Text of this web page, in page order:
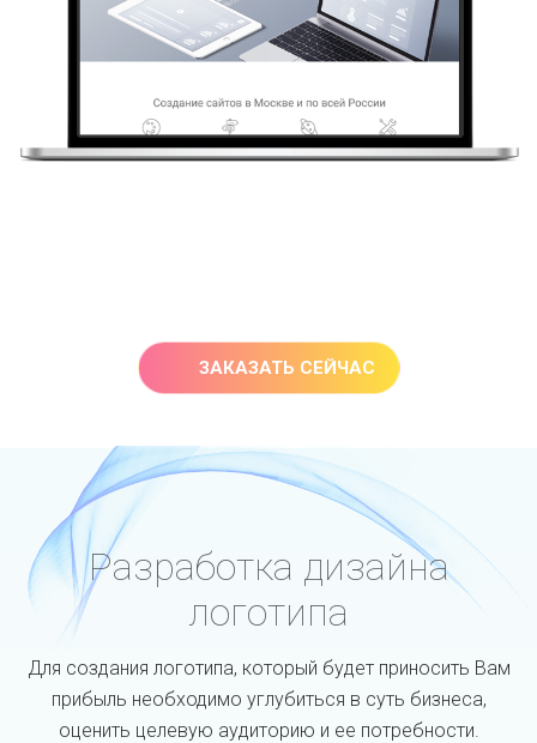
ЗАКАЗАТЬ СЕЙЧАС
Разработка дизайна
логотипа
Для создания логотипа, который будет приносить Вам
прибыль необходимо углубиться в суть бизнеса,
оценить целевую аудиторию и ее потребности.